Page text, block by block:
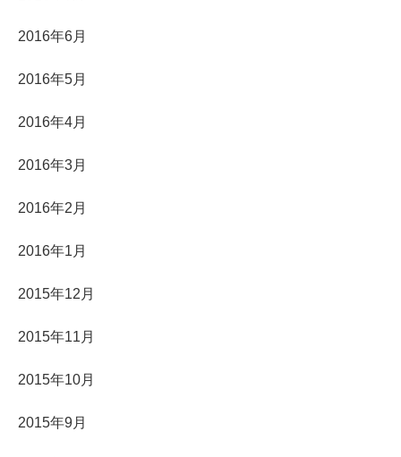
2016年6月
2016年5月
2016年4月
2016年3月
2016年2月
2016年1月
2015年12月
2015年11月
2015年10月
2015年9月